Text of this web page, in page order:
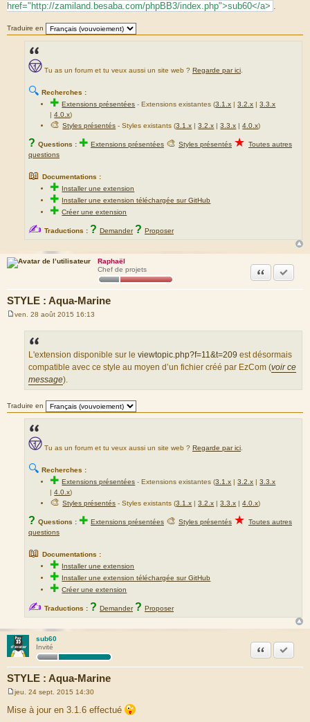
href="http://zamiland.besaba.com/phpBB3/index.php">sub60</a> .
Traduire en
Tu as un forum et tu veux aussi un site web ? Regarde par ici
🔍 Recherches :
✚Extensions présentées -Extensions existantes (3.1.x |3.2.x |3.3.x
|4.0.x)
🎨Styles présentés - Styles existants (3.1.x |3.2.x |3.3.x |4.0.x)
? Questions : ✚ Extensions présentées 🎨 Styles présentés ★ Toutes autres
questions
📖 Documentations :
✚ Installer une extension
✚ Installer une extension téléchargée sur GitHub
✚Créer une extension
✍ Traductions : ? Demander ? Proposer
Raphaël
Chef de projets
STYLE : Aqua-Marine
Citation
ven. 28 août 2015 16:13
L'extension disponible sur le viewtopic.php?f=11&t=209 est désormais
compatible avec ce style au moyen d’un fichier créé par EzCom (voir ce
message).
Traduire en
Tu as un forum et tu veux aussi un site web ? Regarde par ici
🔍 Recherches :
✚Extensions présentées -Extensions existantes (3.1.x |3.2.x |3.3.x
|4.0.x)
🎨Styles présentés - Styles existants (3.1.x |3.2.x |3.3.x |4.0.x)
? Questions : ✚ Extensions présentées 🎨 Styles présentés ★ Toutes autres
questions
📖 Documentations :
✚ Installer une extension
✚ Installer une extension téléchargée sur GitHub
✚Créer une extension
✍ Traductions : ? Demander ? Proposer
sub60
Invité
STYLE : Aqua-Marine
Citation
M
e
s
jeu. 24 sept. 2015 14:30
Mise à jour en 3.1.6 effectué